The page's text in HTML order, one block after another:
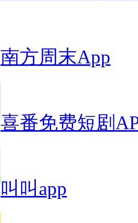
南方周末App
喜番免费短剧
叫叫app